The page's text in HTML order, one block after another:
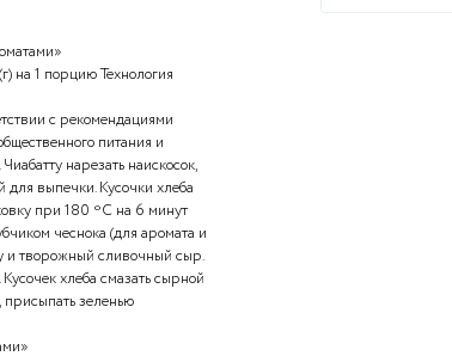
для приготовления бутербродов.
приготовления 150 порций брускетты с
массу нетто авокадо, если процент отходов
и вялеными томатами»
Вес нетто, (г) на 1 порцию Технология